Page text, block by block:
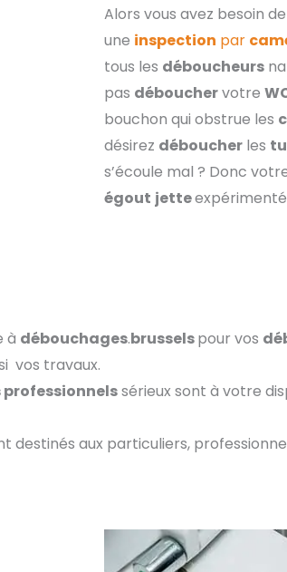
Alors vous avez besoin
une inspection par
tous les déboucheurs
pas débouchervotre
bouchon qui obstrue les
désirez déboucher les
s’écoule mal ? Donc
égout jette
à débouchages.brusselspour vos
vos travaux.
sérieux sont à votre
destinés aux particuliers,